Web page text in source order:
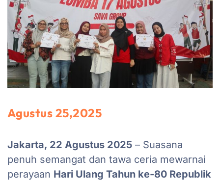
Agustus 25,2025
Jakarta, 22 Agustus 2025 – Suasana
penuh semangat dan tawa ceria mewarnai
perayaan Hari Ulang Tahun ke-80 Republik